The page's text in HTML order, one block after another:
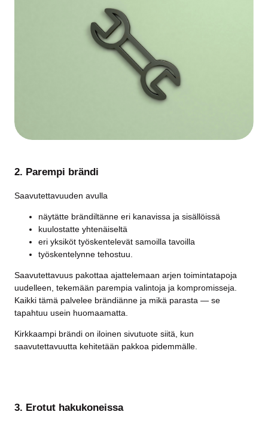
2. Parempi brändi
Saavutettavuuden avulla
näytätte brändiltänne eri kanavissa ja sisällöissä
kuulostatte yhtenäiseltä
eri yksiköt työskentelevät samoilla tavoilla
työskentelynne tehostuu.
Saavutettavuus pakottaa ajattelemaan arjen toimintatapoja
uudelleen, tekemään parempia valintoja ja kompromisseja.
Kaikki tämä palvelee brändiänne ja mikä parasta — se
tapahtuu usein huomaamatta.
Kirkkaampi brändi on iloinen sivutuote siitä, kun
saavutettavuutta kehitetään pakkoa pidemmälle.
3. Erotut hakukoneissa